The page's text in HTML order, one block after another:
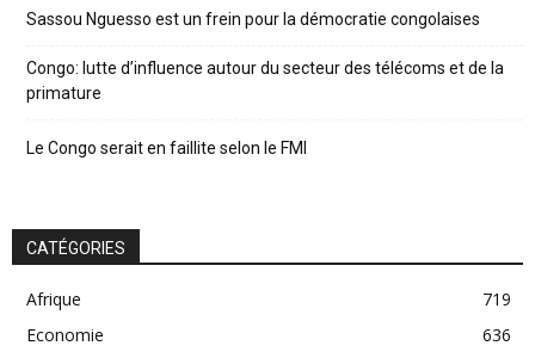
Sassou Nguesso est un frein pour la démocratie congolaises
Congo: lutte d’influence autour du secteur des télécoms et de la
primature
Le Congo serait en faillite selon le FMI
CATÉGORIES
Afrique
719
Economie
636